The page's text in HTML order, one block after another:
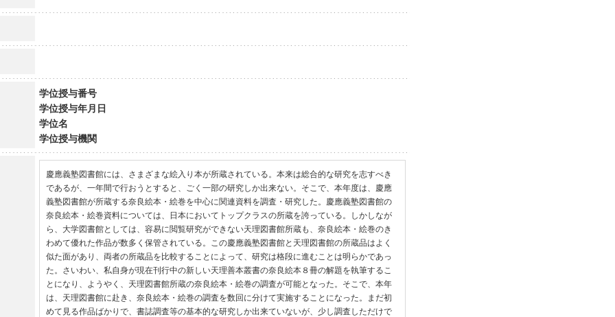
学位授与番号
学位授与年月日
学位名
学位授与機関
慶應義塾図書館には、さまざまな絵入り本が所蔵されている。本来は総合的な研究を志すべき
であるが、一年間で行おうとすると、ごく一部の研究しか出来ない。そこで、本年度は、慶應
義塾図書館が所蔵する奈良絵本・絵巻を中心に関連資料を調査・研究した。慶應義塾図書館の
奈良絵本・絵巻資料については、日本においてトップクラスの所蔵を誇っている。しかしなが
ら、大学図書館としては、容易に閲覧研究ができない天理図書館所蔵も、奈良絵本・絵巻のき
わめて優れた作品が数多く保管されている。この慶應義塾図書館と天理図書館の所蔵品はよく
似た面があり、両者の所蔵品を比較することによって、研究は格段に進むことは明らかであっ
た。さいわい、私自身が現在刊行中の新しい天理善本叢書の奈良絵本８冊の解題を執筆するこ
とになり、ようやく、天理図書館所蔵の奈良絵本・絵巻の調査が可能となった。そこで、本年
は、天理図書館に赴き、奈良絵本・絵巻の調査を数回に分けて実施することになった。まだ初
めて見る作品ばかりで、書誌調査等の基本的な研究しか出来ていないが、少し調査しただけで